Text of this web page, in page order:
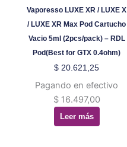
Vaporesso LUXE XR / LUXE X
/ LUXE XR Max Pod Cartucho
Vacio 5ml (2pcs/pack) – RDL
Pod(Best for GTX 0.4ohm)
$ 20.621,25
Pagando en efectivo
$16.497,00
Leer más